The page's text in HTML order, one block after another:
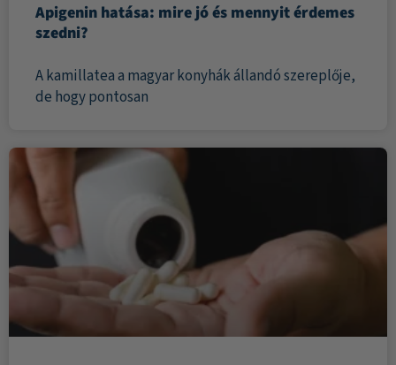
Apigenin hatása: mire jó és mennyit érdemes
szedni?
A kamillatea a magyar konyhák állandó szereplője,
de hogy pontosan